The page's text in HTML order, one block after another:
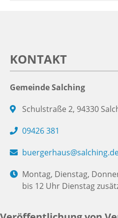
KONTAKT
Gemeinde Salching
Schulstraße 2, 94330
09426 381
Montag, Dienstag,
bis 12 Uhr Dienstag